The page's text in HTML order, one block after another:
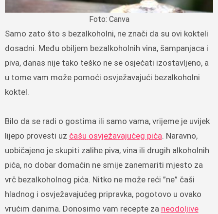
Foto: Canva
Samo zato što s bezalkoholni, ne znači da su ovi kokteli
dosadni. Među obiljem bezalkoholnih vina, šampanjaca i
piva, danas nije tako teško ne se osjećati izostavljeno, a
u tome vam može pomoći osvježavajući bezalkoholni
koktel.
Bilo da se radi o gostima ili samo vama, vrijeme je uvijek
lijepo provesti uz čašu osvježavajućeg pića. Naravno,
uobičajeno je skupiti zalihe piva, vina ili drugih alkoholnih
pića, no dobar domaćin ne smije zanemariti mjesto za
vrč bezalkoholnog pića. Nitko ne može reći ”ne” čaši
hladnog i osvježavajućeg pripravka, pogotovo u ovako
vrućim danima. Donosimo vam recepte za neodoljive